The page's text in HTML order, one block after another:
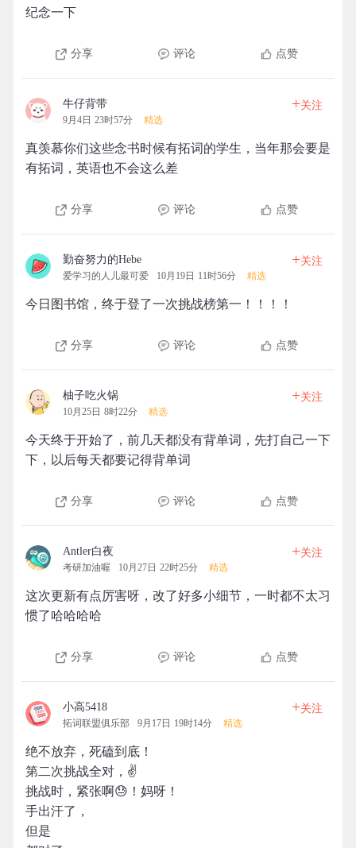
纪念一下
分享 评论 点赞
牛仔背带
9月4日 23时57分 精选
+关注
真羡慕你们这些念书时候有拓词的学生，当年那会要是
有拓词，英语也不会这么差
分享 评论 点赞
勤奋努力的Hebe
爱学习的人儿最可爱 10月19日 11时56分 精选
+关注
今日图书馆，终于登了一次挑战榜第一！！！！
分享 评论 点赞
柚子吃火锅
10月25日 8时22分 精选
+关注
今天终于开始了，前几天都没有背单词，先打自己一下
下，以后每天都要记得背单词
分享 评论 点赞
Antler白夜
考研加油喔 10月27日 22时25分 精选
+关注
这次更新有点厉害呀，改了好多小细节，一时都不太习
惯了哈哈哈哈
分享 评论 点赞
小高5418
拓词联盟俱乐部 9月17日 19时14分 精选
+关注
绝不放弃，死磕到底！
第二次挑战全对，✌️
挑战时，紧张啊😓！妈呀！
手出汗了，
但是